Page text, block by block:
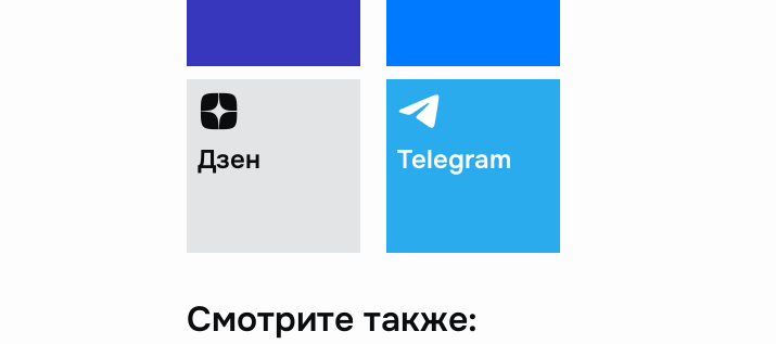
Дзен Telegram
Смотрите также: